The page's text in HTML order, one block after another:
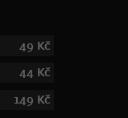
49 Kč
44 Kč
149 Kč